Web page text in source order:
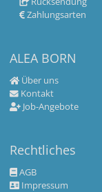
Zahlungsarten
ALEA BORN
Über uns
Kontakt
Job-Angebote
Rechtliches
AGB
Impressum